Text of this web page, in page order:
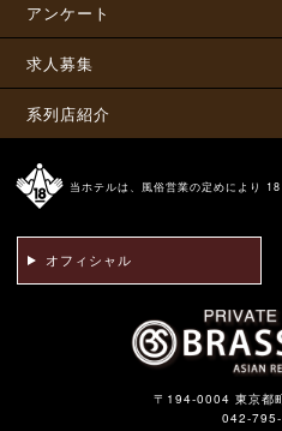
アンケート
求人募集
系列店紹介
当ホテルは、風俗営業の定めにより
オフィシャル
〒194-0004 東京都
042-